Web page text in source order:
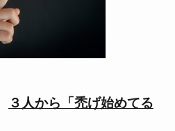
３人から「禿げ始めてる